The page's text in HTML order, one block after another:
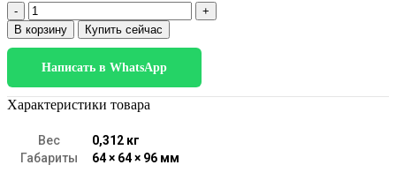
Количество
товара
25097/LED
3000K
белый
В корзину Купить сейчас
Написать в WhatsApp
Характеристики товара
Вес
0,312 кг
Габариты
64 × 64 × 96 мм